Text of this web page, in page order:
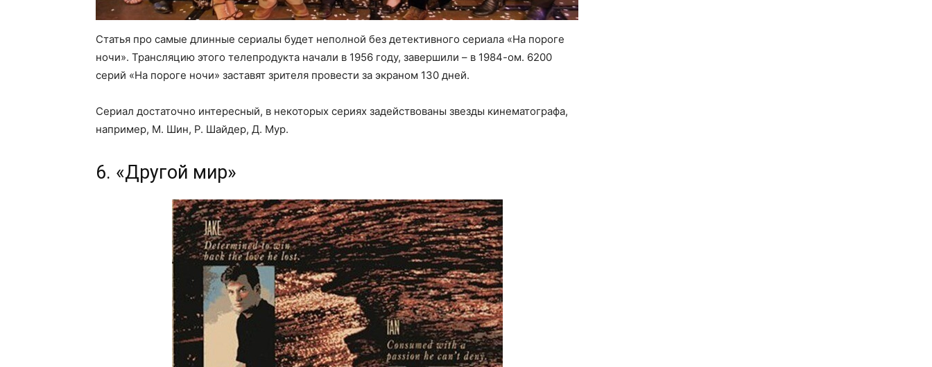
Статья про самые длинные сериалы будет неполной без детективного сериала «На пороге
ночи». Трансляцию этого телепродукта начали в 1956 году, завершили – в 1984-ом. 6200
серий «На пороге ночи» заставят зрителя провести за экраном 130 дней.
Сериал достаточно интересный, в некоторых сериях задействованы звезды кинематографа,
например, М. Шин, Р. Шайдер, Д. Мур.
6. «Другой мир»